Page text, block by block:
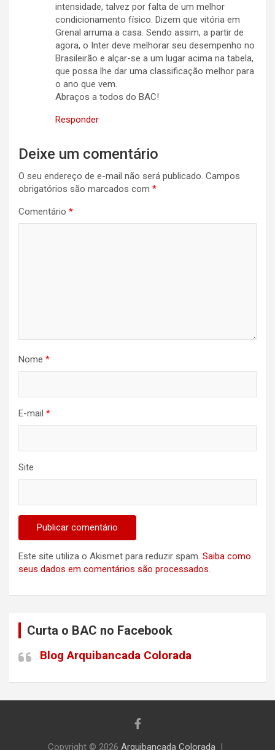
intensidade, talvez por falta de um melhor
condicionamento físico. Dizem que vitória em
Grenal arruma a casa. Sendo assim, a partir de
agora, o Inter deve melhorar seu desempenho no
Brasileirão e alçar-se a um lugar acima na tabela,
que possa lhe dar uma classificação melhor para
o ano que vem.
Abraços a todos do BAC!
Responder
Deixe um comentário
O seu endereço de e-mail não será publicado. Campos
obrigatórios são marcados com *
Comentário *
Nome *
E-mail *
Site
Este site utiliza o Akismet para reduzir spam. Saiba como
seus dados em comentários são processados.
Curta o BAC no Facebook
Blog Arquibancada Colorada
Copyright © 2026 Arquibancada Colorada